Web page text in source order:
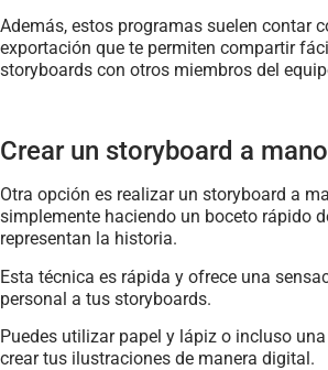
Además, estos programas suelen contar
exportación que te permiten compartir
storyboards con otros miembros del
Crear un storyboard a
Otra opción es realizar un storyboard a
simplemente haciendo un boceto rápido
representan la historia.
Esta técnica es rápida y ofrece una
personal a tus storyboards.
Puedes utilizar papel y lápiz o incluso
crear tus ilustraciones de manera digital.